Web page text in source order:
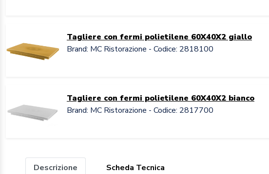
Tagliere con fermi polietilene 60X40X2 giallo
Brand: MC Ristorazione - Codice: 2818100
Tagliere con fermi polietilene 60X40X2 bianco
Brand: MC Ristorazione - Codice: 2817700
Descrizione Scheda Tecnica